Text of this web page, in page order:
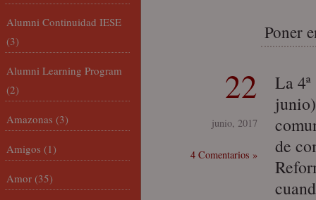
Poner
22
junio, 2017
4 Comentarios »
La
de
Alumni Continuidad IESE
(3)
Alumni Learning Program
(2)
Amazonas (3)
Amigos (1)
Amor (35)